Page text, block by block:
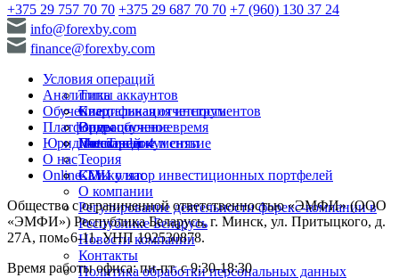
+375 29 757 70 70 +375 29 687 70 70 +7 (960) 130 37 24
info@forexby.com
finance@forexby.com
Условия операций
Типы аккаунтов
Спецификация инструментов
Операционное время
Пополнение и снятие
Аналитика
Квартальная отчетность
Обучение
Видеообучение
Глоссарий
Теория
Калькулятор инвестиционных портфелей
Платформы
MetaTrader 4
Юридические документы
О нас
СМИ о нас
О компании
Регулирование деятельности форекс-компании в
Республике Беларусь
Новости компании
Контакты
Политика обработки персональных данных
Online-TV
Общество с ограниченной ответственностью «ЭМФИ» (ООО
«ЭМФИ») Республика Беларусь, г. Минск, ул. Притыцкого, д.
27А, пом. 6-11. УНП 192530878.
Время работы офиса: пн-пт. с 9:30-18:30